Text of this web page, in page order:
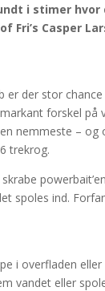
i stimer hvor
Casper
er der stor
forskel
nemmeste –
trekrog.
spoles ind.
i overfladen
vandet eller